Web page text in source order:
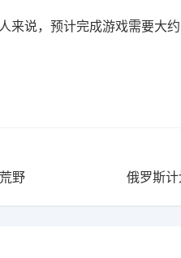
说，预计完成游戏需要大约
野 俄罗斯